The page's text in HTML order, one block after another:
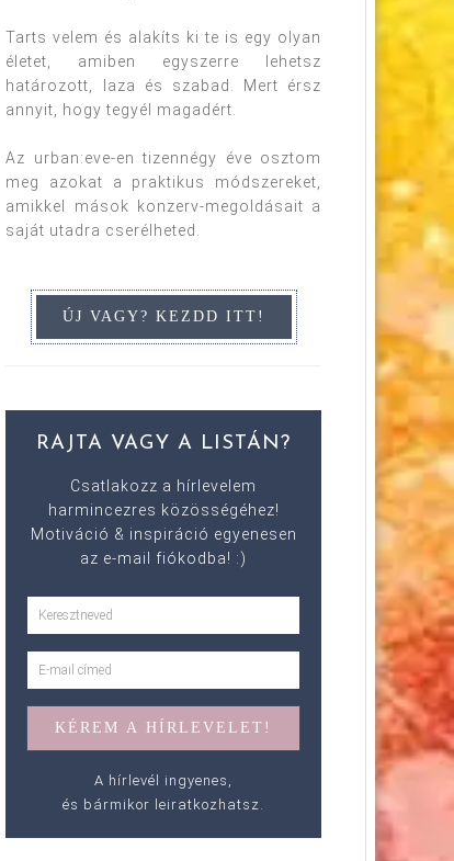
Tarts velem és alakíts ki te is egy olyan
életet, amiben egyszerre lehetsz
határozott, laza és szabad. Mert érsz
annyit, hogy tegyél magadért.
Az urban:eve-en tizennégy éve osztom
meg azokat a praktikus módszereket,
amikkel mások konzerv-megoldásait a
saját utadra cserélheted.
RAJTA VAGY A LISTÁN?
Csatlakozz a hírlevelem
harmincezres közösségéhez!
Motiváció & inspiráció egyenesen
az e-mail fiókodba! :)
A hírlevél ingyenes,
és bármikor leiratkozhatsz.